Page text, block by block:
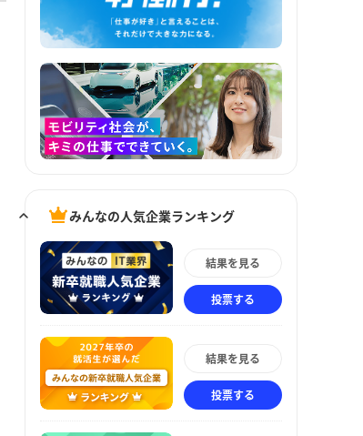
みんなの人気企業ランキング
結果を見る
投票する
結果を見る
投票する